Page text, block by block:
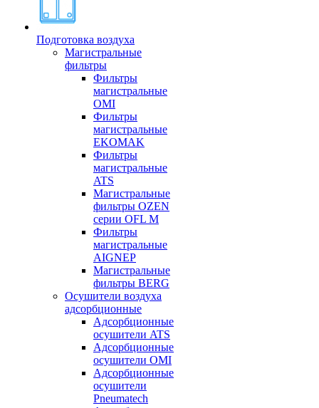
Подготовка воздуха
Магистральные
фильтры
Фильтры
магистральные
OMI
Фильтры
магистральные
EKOMAK
Фильтры
магистральные
ATS
Магистральные
фильтры OZEN
серии OFL M
Фильтры
магистральные
AIGNEP
Магистральные
фильтры BERG
Осушители воздуха
адсорбционные
Адсорбционные
осушители ATS
Адсорбционные
осушители OMI
Адсорбционные
осушители
Pneumatech